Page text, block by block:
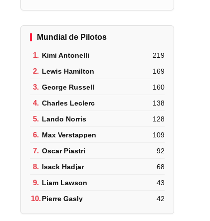
Mundial de Pilotos
1. Kimi Antonelli 219
2. Lewis Hamilton 169
3. George Russell 160
4. Charles Leclerc 138
5. Lando Norris 128
6. Max Verstappen 109
7. Oscar Piastri 92
8. Isack Hadjar 68
9. Liam Lawson 43
10.Pierre Gasly 42